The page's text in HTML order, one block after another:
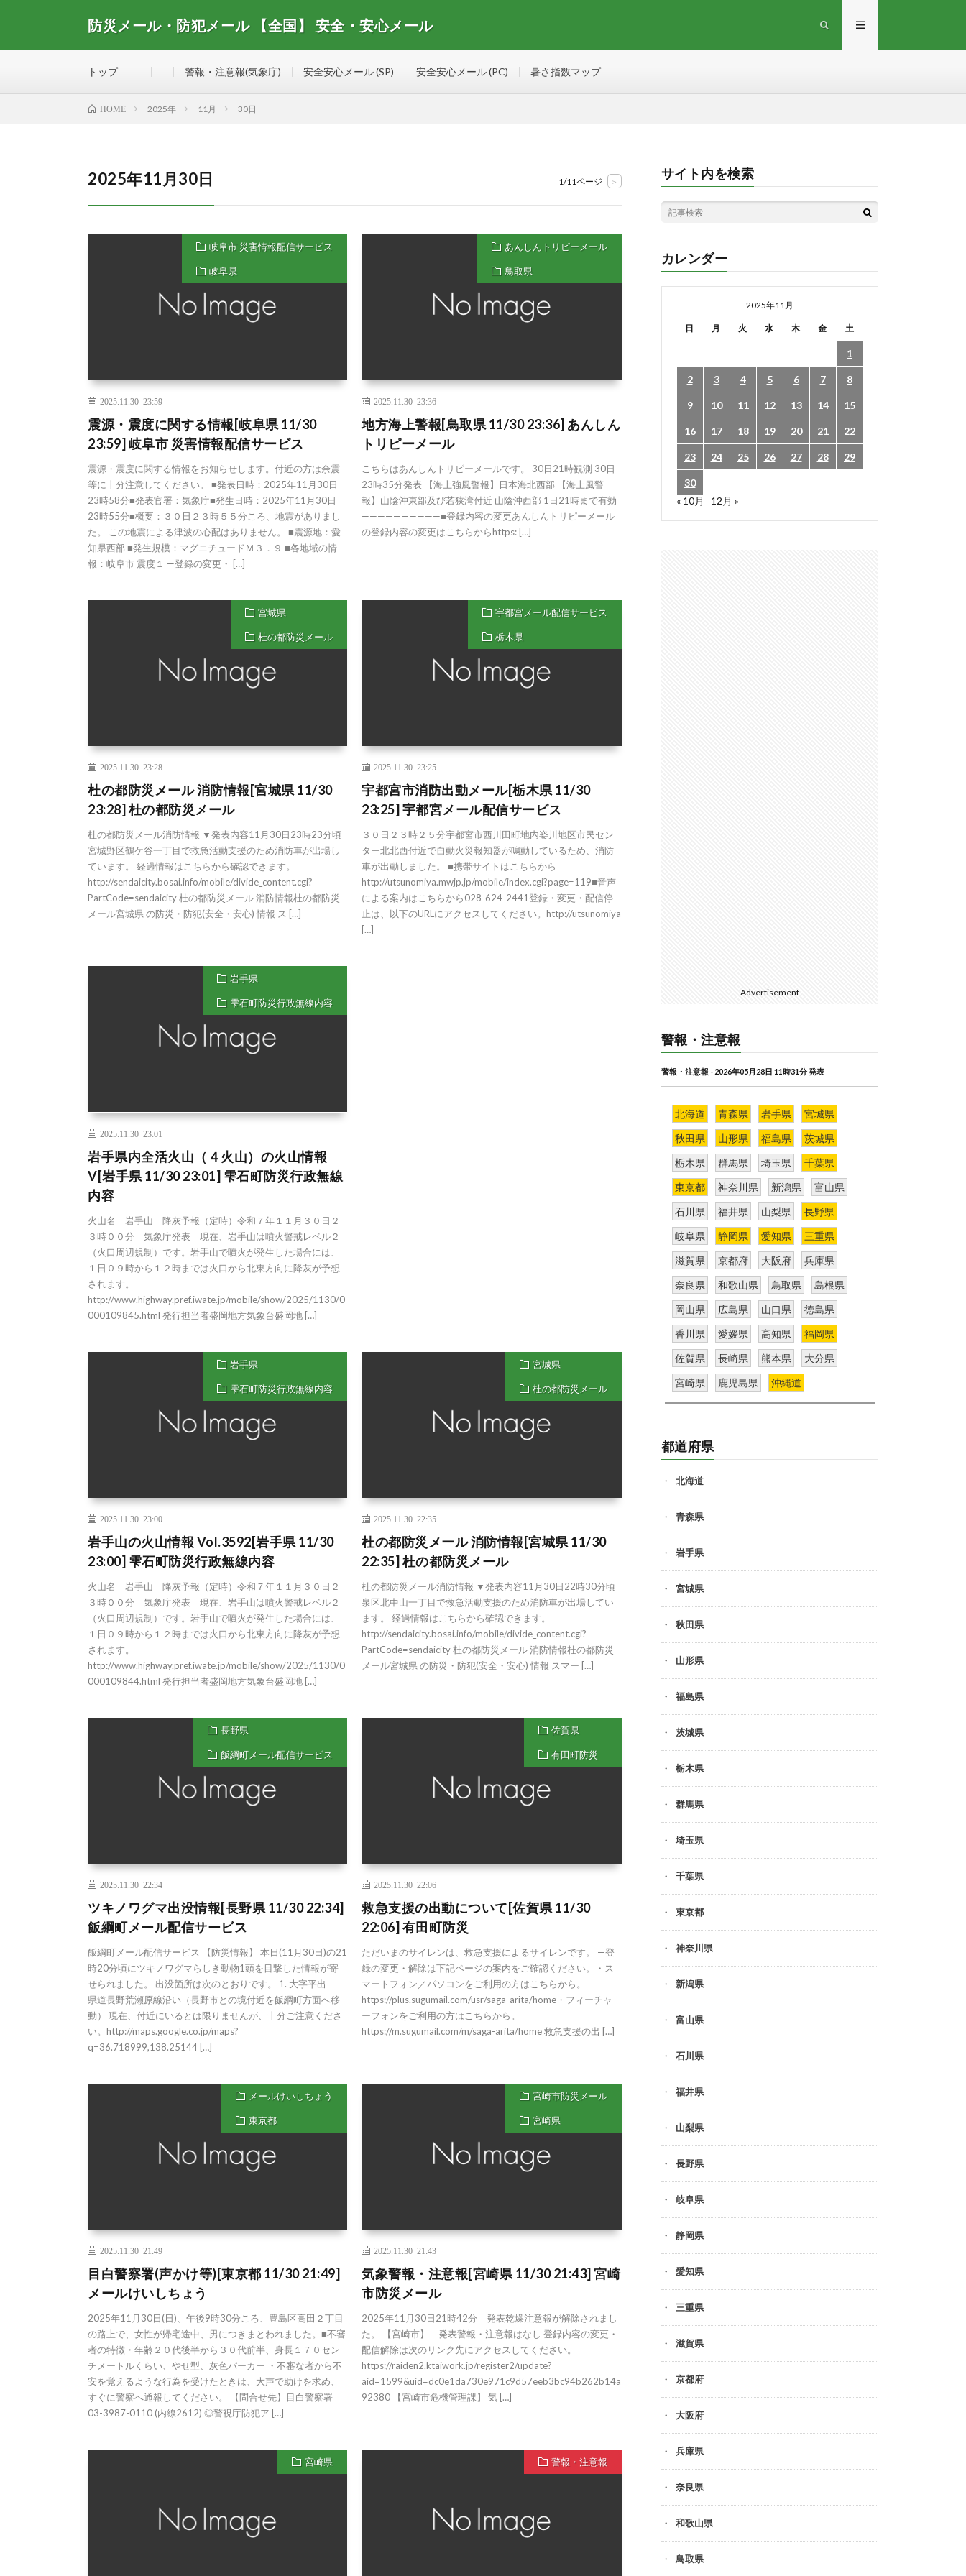
防災メール・防犯メール 【全国】 安全・安心メール
トップ 警報・注意報(気象庁) 安全安心メール (SP) 安全安心メール (PC) 暑さ指数マップ
HOME 2025年 11月 30日
2025年11月30日 1/11ページ >
岐阜市 災害情報配信サービス
岐阜県
2025.11.30 23:59
震源・震度に関する情報[岐阜県 11/30
23:59] 岐阜市 災害情報配信サービス
震源・震度に関する情報をお知らせします。付近の方は余震
等に十分注意してください。 ■発表日時：2025年11月30日
23時58分■発表官署：気象庁■発生日時：2025年11月30日
23時55分■概要：３０日２３時５５分ころ、地震がありまし
た。 この地震による津波の心配はありません。 ■震源地：愛
知県西部 ■発生規模：マグニチュードＭ３．９ ■各地域の情
報：岐阜市 震度１ —登録の変更・ […]
あんしんトリピーメール
鳥取県
2025.11.30 23:36
地方海上警報[鳥取県 11/30 23:36] あんしん
トリピーメール
こちらはあんしんトリピーメールです。 30日21時観測 30日
23時35分発表 【海上強風警報】日本海北西部 【海上風警
報】山陰沖東部及び若狭湾付近 山陰沖西部 1日21時まで有効
——————————■登録内容の変更あんしんトリピーメール
の登録内容の変更はこちらからhttps: […]
宮城県
杜の都防災メール
2025.11.30 23:28
杜の都防災メール 消防情報[宮城県 11/30
23:28] 杜の都防災メール
杜の都防災メール消防情報 ▼発表内容11月30日23時23分頃
宮城野区鶴ケ谷一丁目で救急活動支援のため消防車が出場し
ています。 経過情報はこちらから確認できます。
http://sendaicity.bosai.info/mobile/divide_content.cgi?
PartCode=sendaicity 杜の都防災メール 消防情報杜の都防災
メール宮城県 の防災・防犯(安全・安心) 情報 ス […]
宇都宮メール配信サービス
栃木県
2025.11.30 23:25
宇都宮市消防出動メール[栃木県 11/30
23:25] 宇都宮メール配信サービス
３０日２３時２５分宇都宮市西川田町地内姿川地区市民セン
ター北北西付近で自動火災報知器が鳴動しているため、消防
車が出動しました。 ■携帯サイトはこちらから
http://utsunomiya.mwjp.jp/mobile/index.cgi?page=119■音声
による案内はこちらから028-624-2441登録・変更・配信停
止は、以下のURLにアクセスしてください。http://utsunomiya
[…]
岩手県
雫石町防災行政無線内容
2025.11.30 23:01
岩手県内全活火山（４火山）の火山情報
V[岩手県 11/30 23:01] 雫石町防災行政無線
内容
火山名 岩手山 降灰予報（定時）令和７年１１月３０日２
３時００分 気象庁発表 現在、岩手山は噴火警戒レベル２
（火口周辺規制）です。岩手山で噴火が発生した場合には、
１日０９時から１２時までは火口から北東方向に降灰が予想
されます。
http://www.highway.pref.iwate.jp/mobile/show/2025/1130/0
000109845.html 発行担当者盛岡地方気象台盛岡地 […]
岩手県
雫石町防災行政無線内容
2025.11.30 23:00
岩手山の火山情報 Vol.3592[岩手県 11/30
23:00] 雫石町防災行政無線内容
火山名 岩手山 降灰予報（定時）令和７年１１月３０日２
３時００分 気象庁発表 現在、岩手山は噴火警戒レベル２
（火口周辺規制）です。岩手山で噴火が発生した場合には、
１日０９時から１２時までは火口から北東方向に降灰が予想
されます。
http://www.highway.pref.iwate.jp/mobile/show/2025/1130/0
000109844.html 発行担当者盛岡地方気象台盛岡地 […]
宮城県
杜の都防災メール
2025.11.30 22:35
杜の都防災メール 消防情報[宮城県 11/30
22:35] 杜の都防災メール
杜の都防災メール消防情報 ▼発表内容11月30日22時30分頃
泉区北中山一丁目で救急活動支援のため消防車が出場してい
ます。 経過情報はこちらから確認できます。
http://sendaicity.bosai.info/mobile/divide_content.cgi?
PartCode=sendaicity 杜の都防災メール 消防情報杜の都防災
メール宮城県 の防災・防犯(安全・安心) 情報 スマー […]
長野県
飯綱町メール配信サービス
2025.11.30 22:34
ツキノワグマ出没情報[長野県 11/30 22:34]
飯綱町メール配信サービス
飯綱町メール配信サービス 【防災情報】 本日(11月30日)の21
時20分頃にツキノワグマらしき動物1頭を目撃した情報が寄
せられました。 出没箇所は次のとおりです。 1. 大字平出
県道長野荒瀬原線沿い（長野市との境付近を飯綱町方面へ移
動） 現在、付近にいるとは限りませんが、十分ご注意くださ
い。http://maps.google.co.jp/maps?
q=36.718999,138.25144 […]
佐賀県
有田町防災
2025.11.30 22:06
救急支援の出動について[佐賀県 11/30
22:06] 有田町防災
ただいまのサイレンは、救急支援によるサイレンです。 —登
録の変更・解除は下記ページの案内をご確認ください。・ス
マートフォン／パソコンをご利用の方はこちらから。
https://plus.sugumail.com/usr/saga-arita/home・フィーチャ
ーフォンをご利用の方はこちらから。
https://m.sugumail.com/m/saga-arita/home 救急支援の出 […]
メールけいしちょう
東京都
2025.11.30 21:49
目白警察署(声かけ等)[東京都 11/30 21:49]
メールけいしちょう
2025年11月30日(日)、午後9時30分ころ、豊島区高田２丁目
の路上で、女性が帰宅途中、男につきまとわれました。■不審
者の特徴・年齢２０代後半から３０代前半、身長１７０セン
チメートルくらい、やせ型、灰色パーカー ・不審な者から不
安を覚えるような行為を受けたときは、大声で助けを求め、
すぐに警察へ通報してください。 【問合せ先】目白警察署
03-3987-0110 (内線2612) ◎警視庁防犯ア […]
宮崎市防災メール
宮崎県
2025.11.30 21:43
気象警報・注意報[宮崎県 11/30 21:43] 宮崎
市防災メール
2025年11月30日21時42分 発表乾燥注意報が解除されまし
た。 【宮崎市】 発表警報・注意報はなし 登録内容の変更・
配信解除は次のリンク先にアクセスしてください。
https://raiden2.ktaiwork.jp/register2/update?
aid=1599&uid=dc0e1da730e971c9d57eeb3bc94b262b14a
92380 【宮崎市危機管理課】 気 […]
宮崎県 警報・注意報
サイト内を検索
カレンダー
2025年11月
日 月 火 水 木 金 土
1
2 3 4 5 6 7 8
9 10 11 12 13 14 15
16 17 18 19 20 21 22
23 24 25 26 27 28 29
30
« 10月
12月 »
Advertisement
警報・注意報
警報・注意報 - 2026年05月28日 11時31分 発表
北海道 青森県 岩手県
宮城県
秋田県
山形県 福島県
茨城県
栃木県
群馬県 埼玉県
千葉県
東京都
神奈川県 新潟県
富山県
石川県
福井県 山梨県
長野県
岐阜県
静岡県 愛知県
三重県
滋賀県
京都府 大阪府
兵庫県
奈良県
和歌山県 鳥取県
島根県
岡山県
広島県 山口県
徳島県
香川県
愛媛県 高知県
福岡県
佐賀県
長崎県 熊本県
大分県
宮崎県
鹿児島県 沖縄道
都道府県
北海道
青森県
岩手県
宮城県
秋田県
山形県
福島県
茨城県
栃木県
群馬県
埼玉県
千葉県
東京都
神奈川県
新潟県
富山県
石川県
福井県
山梨県
長野県
岐阜県
静岡県
愛知県
三重県
滋賀県
京都府
大阪府
兵庫県
奈良県
和歌山県
鳥取県